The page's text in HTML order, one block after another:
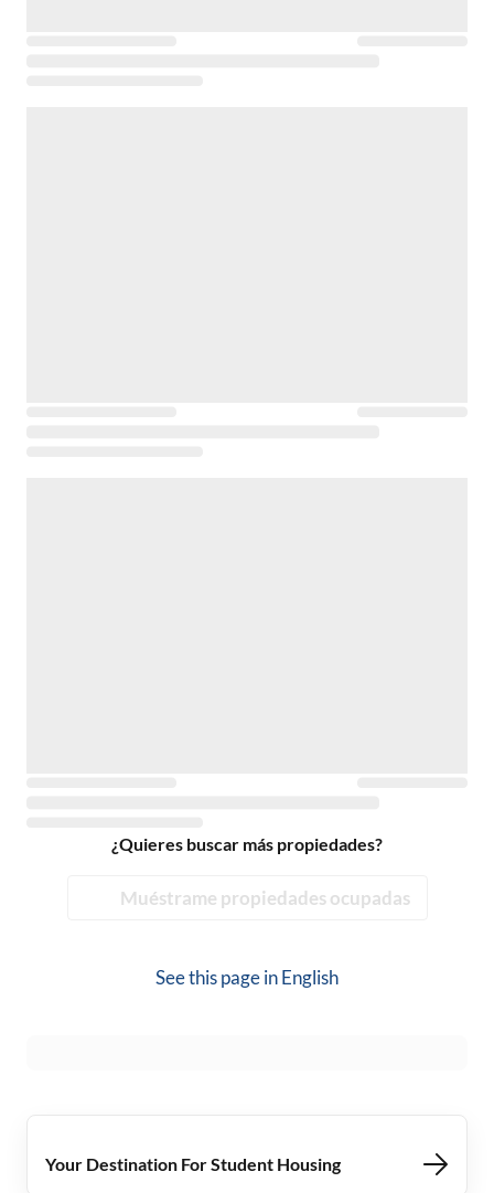
¿Quieres buscar más propiedades?
Muéstrame propiedades ocupadas
See this page inEnglish
Your Destination For Student Housing